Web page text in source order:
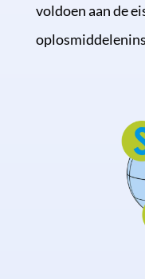
voldoen aan de